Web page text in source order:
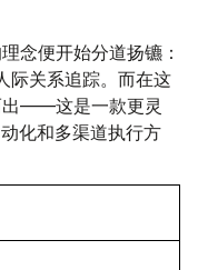
念便开始分道扬镳：
际关系追踪。而在这
出——这是一款更灵
化和多渠道执行方